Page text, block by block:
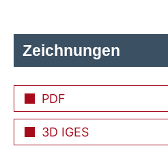
Zeichnungen
PDF
3D IGES